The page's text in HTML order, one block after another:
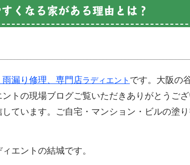
くなる家がある理由とは？
漏り修理、専門店ラディエント です。大阪の
トの現場ブログご覧いただきありがとうご
ています。ご自宅・マンション・ビルの塗
エントの結城です。